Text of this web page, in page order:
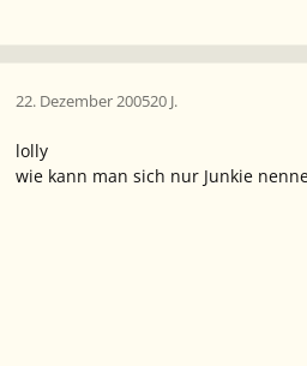
22. Dezember 200520 J.
lolly
wie kann man sich nur Junkie